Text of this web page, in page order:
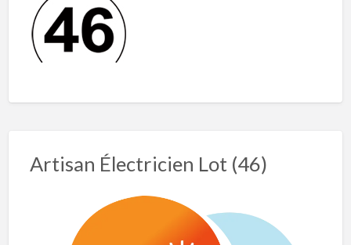
Artisan Électricien Lot (46)